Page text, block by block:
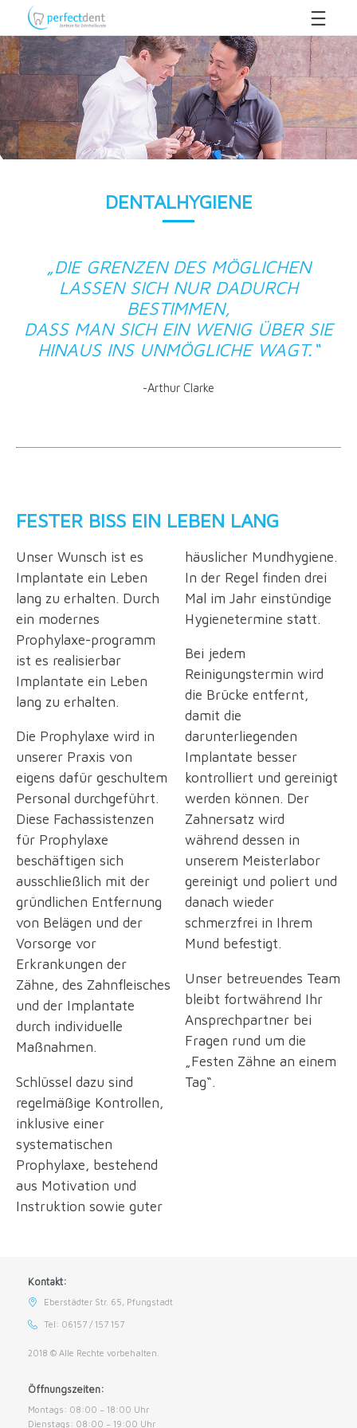
DENTALHYGIENE
„DIE GRENZEN DES MÖGLICHEN
LASSEN SICH NUR DADURCH
BESTIMMEN,
DASS MAN SICH EIN WENIG ÜBER SIE
HINAUS INS UNMÖGLICHE WAGT.“
-Arthur Clarke
FESTER BISS EIN LEBEN LANG
Unser Wunsch ist es
Implantate ein Leben
lang zu erhalten. Durch
ein modernes
Prophylaxe-programm
ist es realisierbar
Implantate ein Leben
lang zu erhalten.
Die Prophylaxe wird in
unserer Praxis von
eigens dafür geschultem
Personal durchgeführt.
Diese Fachassistenzen
für Prophylaxe
beschäftigen sich
ausschließlich mit der
gründlichen Entfernung
von Belägen und der
Vorsorge vor
Erkrankungen der
Zähne, des Zahnfleisches
und der Implantate
durch individuelle
Maßnahmen.
Schlüssel dazu sind
regelmäßige Kontrollen,
inklusive einer
systematischen
Prophylaxe, bestehend
aus Motivation und
Instruktion sowie guter
häuslicher Mundhygiene.
In der Regel finden drei
Mal im Jahr einstündige
Hygienetermine statt.
Bei jedem
Reinigungstermin wird
die Brücke entfernt,
damit die
darunterliegenden
Implantate besser
kontrolliert und gereinigt
werden können. Der
Zahnersatz wird
während dessen in
unserem Meisterlabor
gereinigt und poliert und
danach wieder
schmerzfrei in Ihrem
Mund befestigt.
Unser betreuendes Team
bleibt fortwährend Ihr
Ansprechpartner bei
Fragen rund um die
„Festen Zähne an einem
Tag“.
Kontakt:
Eberstädter Str. 65, Pfungstadt
Tel: 06157 / 157 157
2018 © Alle Rechte vorbehalten.
Öffnungszeiten:
Montags: 08:00 − 18:00 Uhr
Dienstags: 08:00 − 19:00 Uhr